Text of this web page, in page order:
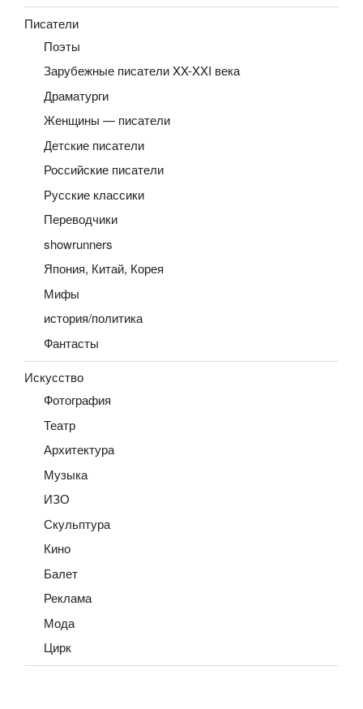
Писатели
Поэты
Зарубежные писатели XX-XXI века
Драматурги
Женщины — писатели
Детские писатели
Российские писатели
Русские классики
Переводчики
showrunners
Япония, Китай, Корея
Мифы
история/политика
Фантасты
Искусство
Фотография
Театр
Архитектура
Музыка
ИЗО
Скульптура
Кино
Балет
Реклама
Мода
Цирк